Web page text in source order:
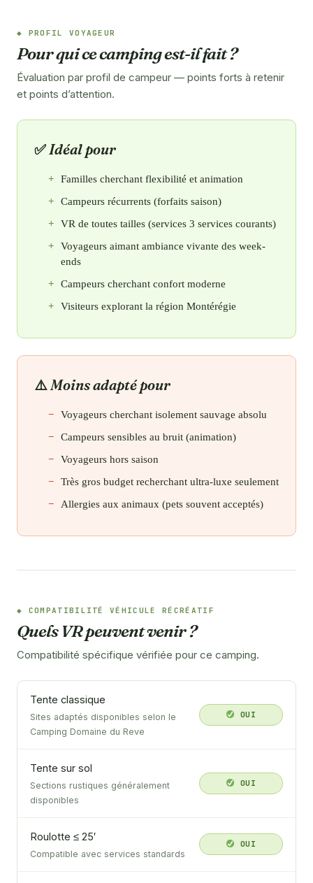
PROFIL VOYAGEUR
Pour qui ce camping est-il fait ?
Évaluation par profil de campeur — points forts à retenir
et points d’attention.
Idéal pour
Familles cherchant flexibilité et animation
Campeurs récurrents (forfaits saison)
VR de toutes tailles (services 3 services courants)
Voyageurs aimant ambiance vivante des week-
ends
Campeurs cherchant confort moderne
Visiteurs explorant la région Montérégie
Moins adapté pour
Voyageurs cherchant isolement sauvage absolu
Campeurs sensibles au bruit (animation)
Voyageurs hors saison
Très gros budget recherchant ultra-luxe seulement
Allergies aux animaux (pets souvent acceptés)
COMPATIBILITÉ VÉHICULE RÉCRÉATIF
Quels VR peuvent venir ?
Compatibilité spécifique vérifiée pour ce camping.
Tente classique
Sites adaptés disponibles selon le
Camping Domaine du Reve
OUI
Tente sur sol
Sections rustiques généralement
disponibles
OUI
Roulotte ≤ 25′
Compatible avec services standards
OUI